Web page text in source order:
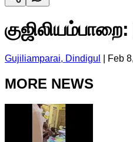
Gujiliamparai, Dindigul Feb
MORE NEWS